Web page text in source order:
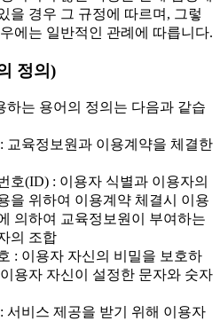
을 경우 그 규정에 따르며, 그렇
에는 일반적인 관례에 따릅니다.
정의)
하는 용어의 정의는 다음과 같습
육정보원과 이용계약을 체결한
호(ID) : 이용자 식별과 이용자의
을 위하여 이용계약 체결시 이용
의하여 교육정보원이 부여하는
의 조합
: 이용자 자신의 비밀을 보호하
용자 자신이 설정한 문자와 숫자
비스 제공을 받기 위해 이용자